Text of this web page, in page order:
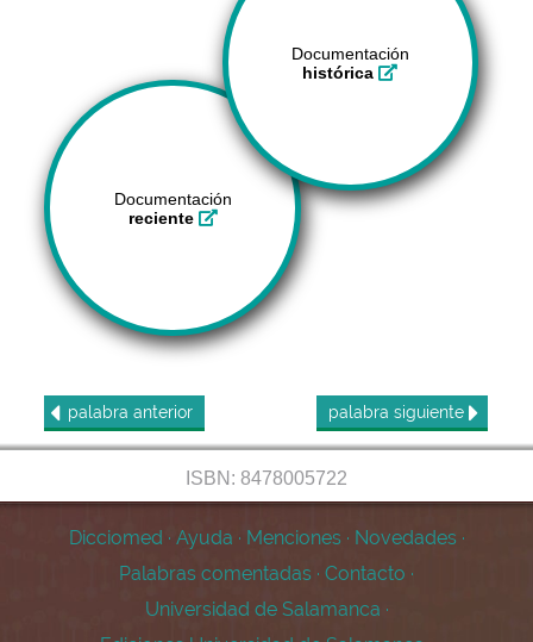
Documentación
histórica
Documentación
reciente
palabra anterior palabra siguiente
ISBN: 8478005722
Dicciomed · Ayuda · Menciones · Novedades ·
Palabras comentadas · Contacto ·
Universidad de Salamanca ·